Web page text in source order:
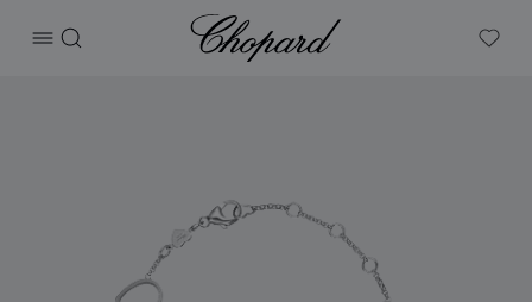
打开菜单
搜索
Chopard
My